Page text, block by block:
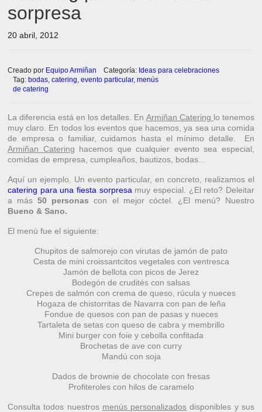
sorpresa
20 abril, 2012
Creado por Equipo Armiñan Categoría: Ideas para celebraciones
Tag: bodas, catering, evento particular, menús
de catering
La diferencia está en los detalles. En Armiñan Catering lo tenemos
muy claro. En todos los eventos que hacemos, ya sea una comida
de empresa o familiar, cuidamos hasta el mínimo detalle. En
Armiñan Catering hacemos que cualquier evento sea especial,
comidas de empresa, cumpleaños, bautizos, bodas…
Aquí un ejemplo. Un evento particular, en concreto, realizamos el
catering para una fiesta sorpresa muy especial. ¿El reto? Deleitar
a más50 personas con el mejor cóctel. ¿El menú? Nuestro
Bueno & Sano.
El menú fue el siguiente:
Chupitos de salmorejo con virutas de jamón de pato
Cesta de mini croissantcitos vegetales con ventresca
Jamón de bellota con picos de Jerez
Bodegón de crudités con salsas
Crepes de salmón con crema de queso, rúcula y nueces
Hogaza de chistorritas de Navarra con pan de leña
Fondue de quesos con pan de pasas y nueces
Tartaleta de setas con queso de cabra y membrillo
Mini burger con foie y cebolla confitada
Brochetas de ave con curry
Mandú con soja
Dados de brownie de chocolate con fresas
Profiteroles con hilos de caramelo
Consulta todos nuestros menús personalizados disponibles y sus